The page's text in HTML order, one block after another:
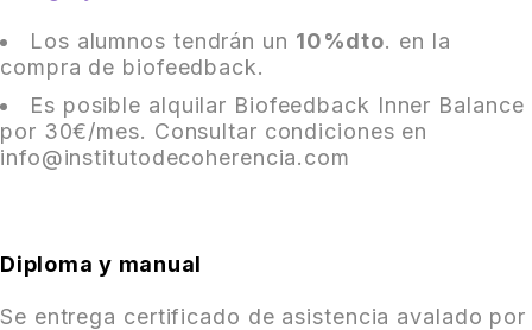
Los alumnos tendrán un 10%dto. en la
compra de biofeedback.
Es posible alquilar Biofeedback Inner Balance
por 30€/mes. Consultar condiciones en
info@institutodecoherencia.com
Diploma y manual
Se entrega certificado de asistencia avalado por